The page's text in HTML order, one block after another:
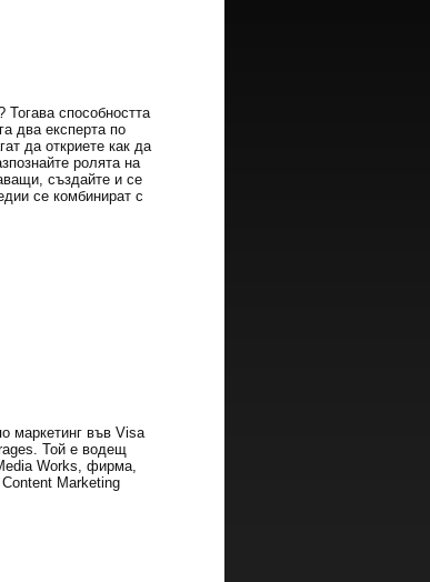
способността
два експерта по
да откриете как да
ролята на
създайте и се
се комбинират с
маркетинг във Visa
Той е водещ
Works, фирма,
Marketing